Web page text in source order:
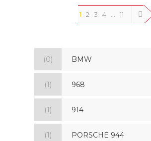
1 2 3 4 … 11
(0) BMW
(1) 968
(1) 914
(1) PORSCHE 944